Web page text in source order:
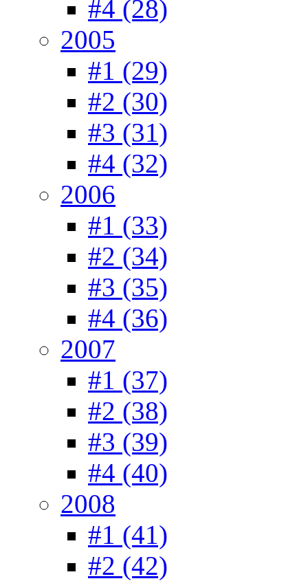
#4 (28)
2005
#1 (29)
#2 (30)
#3 (31)
#4 (32)
2006
#1 (33)
#2 (34)
#3 (35)
#4 (36)
2007
#1 (37)
#2 (38)
#3 (39)
#4 (40)
2008
#1 (41)
#2 (42)